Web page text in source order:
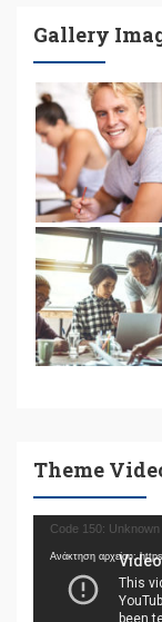
Gallery
Theme
Πρόγραμμα
Αναπαραγωγής
Βίντεο
Code 150: Unknown
Ανάκτηση αρχείου: